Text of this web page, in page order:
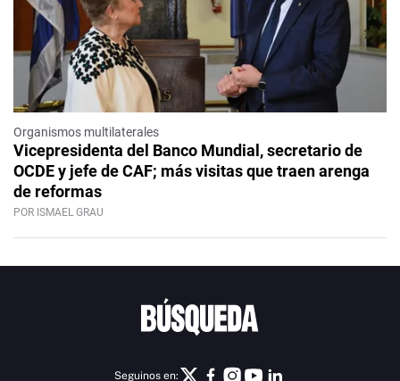
Organismos multilaterales
Vicepresidenta del Banco Mundial, secretario de
OCDE y jefe de CAF; más visitas que traen arenga
de reformas
POR ISMAEL GRAU
Seguinos en: